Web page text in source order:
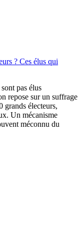
? Ces élus qui
pas élus
repose sur un suffrage
grands électeurs,
Un mécanisme
méconnu du